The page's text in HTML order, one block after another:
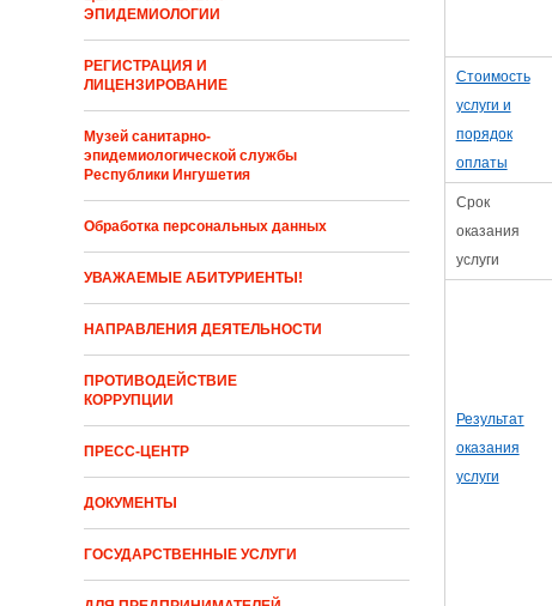
ЭПИДЕМИОЛОГИИ
РЕГИСТРАЦИЯ И
ЛИЦЕНЗИРОВАНИЕ
Музей санитарно-
эпидемиологической службы
Республики Ингушетия
Обработка персональных данных
УВАЖАЕМЫЕ АБИТУРИЕНТЫ!
НАПРАВЛЕНИЯ ДЕЯТЕЛЬНОСТИ
ПРОТИВОДЕЙСТВИЕ
КОРРУПЦИИ
ПРЕСС-ЦЕНТР
ДОКУМЕНТЫ
ГОСУДАРСТВЕННЫЕ УСЛУГИ
Стоимость
услуги и
порядок
оплаты
Cрок
оказания
услуги
Результат
оказания
услуги